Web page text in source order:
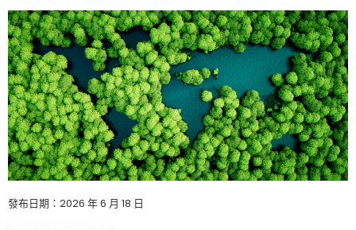
發布日期：2026 年 6 月 18 日